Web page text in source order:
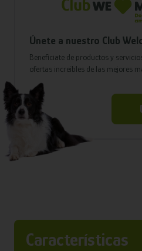
Únete a nuestro Club
Benefíciate de productos y
ofertas increíbles de las mejores
Características